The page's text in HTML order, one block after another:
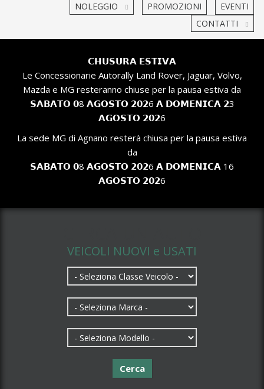
NOLEGGIO
PROMOZIONI
EVENTI
CONTATTI
𝗖𝗛𝗨𝗦𝗨𝗥𝗔 𝗘𝗦𝗧𝗜𝗩𝗔
Le Concessionarie Autorally Land Rover, Jaguar, Volvo,
Mazda e MG resteranno chiuse per la pausa estiva da
𝗦𝗔𝗕𝗔𝗧𝗢 𝟬8 𝗔𝗚𝗢𝗦𝗧𝗢 𝟮𝟬𝟮6 𝗔 𝗗𝗢𝗠𝗘𝗡𝗜𝗖𝗔 𝟮3
𝗔𝗚𝗢𝗦𝗧𝗢 𝟮𝟬𝟮6
La sede MG di Agnano resterà chiusa per la pausa estiva
da
𝗦𝗔𝗕𝗔𝗧𝗢 𝟬8 𝗔𝗚𝗢𝗦𝗧𝗢 𝟮𝟬𝟮6 𝗔 𝗗𝗢𝗠𝗘𝗡𝗜𝗖𝗔 16
𝗔𝗚𝗢𝗦𝗧𝗢 𝟮𝟬𝟮6
VEICOLI NUOVI e USATI
Cerca